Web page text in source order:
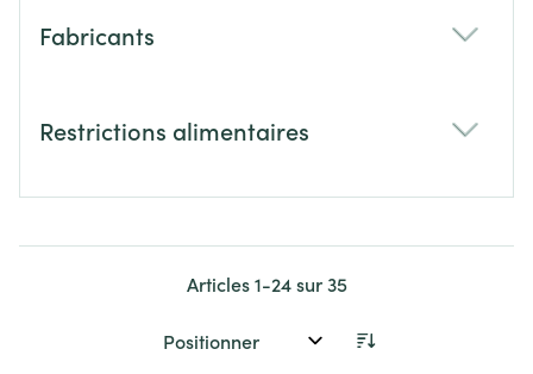
Fabricants
Restrictions alimentaires
Articles1-24sur35
Trier par: